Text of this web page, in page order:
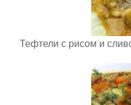
Тефтели с рисом и